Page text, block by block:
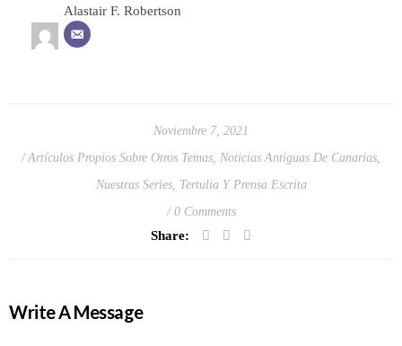
Alastair F. Robertson
Noviembre 7, 2021
Artículos Propios Sobre Otros Temas Noticias Antiguas De Canarias
Nuestras Series, Tertulia Y Prensa Escrita
0 Comments
Share:
Write A Message